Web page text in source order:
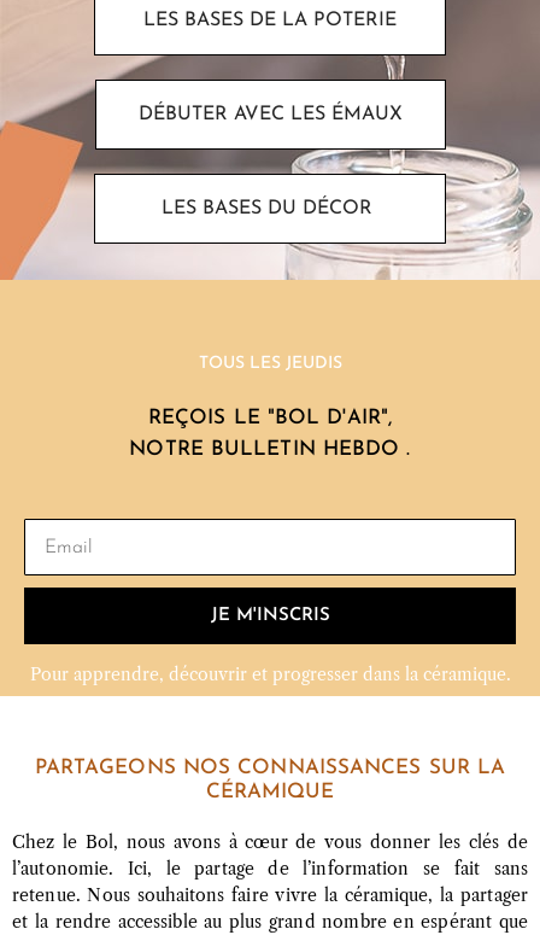
LES BASES DE LA POTERIE
DÉBUTER AVEC LES ÉMAUX
LES BASES DU DÉCOR
TOUS LES JEUDIS
REÇOIS LE "BOL D'AIR",
NOTRE BULLETIN HEBDO .
JE M'INSCRIS
Pour apprendre, découvrir et progresser dans la céramique.
PARTAGEONS NOS CONNAISSANCES SUR LA
CÉRAMIQUE
Chez le Bol, nous avons à cœur de vous donner les clés de
l’autonomie. Ici, le partage de l’information se fait sans
retenue. Nous souhaitons faire vivre la céramique, la partager
et la rendre accessible au plus grand nombre en espérant que